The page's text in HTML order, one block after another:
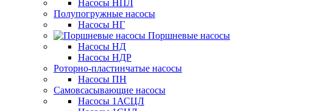
Насосы НПЛ
Полупогружные насосы
Насосы НГ
Поршневые насосы
Насосы НД
Насосы НДР
Роторно-пластинчатые насосы
Насосы ПН
Самовсасывающие насосы
Насосы 1АСЦЛ